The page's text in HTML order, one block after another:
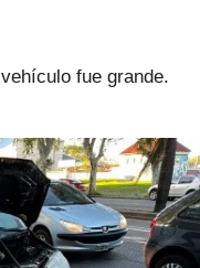
fue grande.